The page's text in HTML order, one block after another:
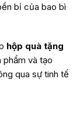
bỉ của bao bì
hộp quà tặng
và tạo
qua sự tinh tế